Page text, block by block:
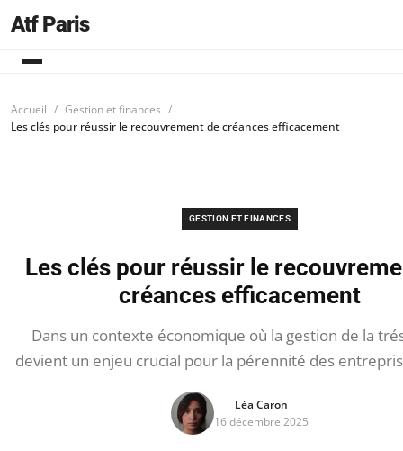
Atf Paris
Accueil
Gestion et finances
Les clés pour réussir le recouvrement de créances efficacement
GESTION ET FINANCES
Les clés pour réussir le
créances efficacement
Dans un contexte économique où la gestion de la
devient un enjeu crucial pour la pérennité des
Léa Caron
16 décembre 2025